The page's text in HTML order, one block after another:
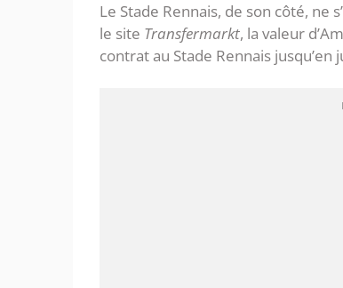
Le Stade Rennais, de son côté, ne
le site Transfermarkt, la valeur
contrat au Stade Rennais jusqu’en